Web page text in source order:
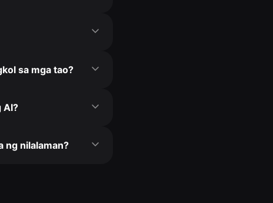
sa mga tao?
AI?
ng nilalaman?